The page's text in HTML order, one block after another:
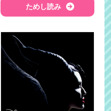
ためし読み